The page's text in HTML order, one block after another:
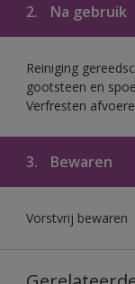
2. Na gebruik
Reiniging
gootsteen en
Verfresten
3. Bewaren
Vorstvrij bewaren